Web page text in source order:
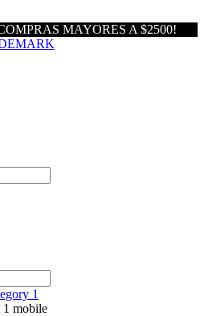
MAYORES A $2500!